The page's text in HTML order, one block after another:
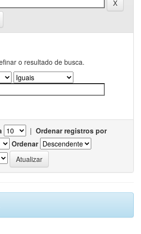
o resultado de busca.
| Ordenar registros por
Ordenar